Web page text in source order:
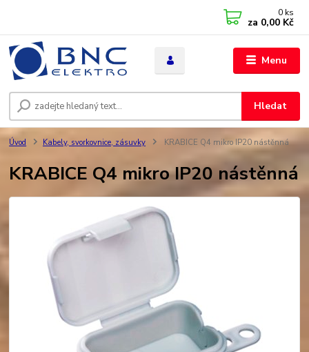
Menu
Hledat
0 ks
za 0,00 Kč
Úvod Kabely, svorkovnice, zásuvky KRABICE Q4 mikro IP20 nástěnná
KRABICE Q4 mikro IP20 nástěnná